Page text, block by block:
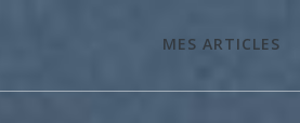
MES ARTICLES